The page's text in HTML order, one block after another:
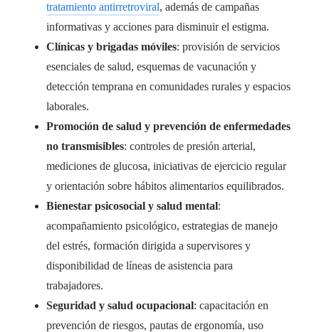
tratamiento antirretroviral, además de campañas
informativas y acciones para disminuir el estigma.
Clínicas y brigadas móviles: provisión de servicios
esenciales de salud, esquemas de vacunación y
detección temprana en comunidades rurales y espacios
laborales.
Promoción de salud y prevención de enfermedades
no transmisibles: controles de presión arterial,
mediciones de glucosa, iniciativas de ejercicio regular
y orientación sobre hábitos alimentarios equilibrados.
Bienestar psicosocial y salud mental:
acompañamiento psicológico, estrategias de manejo
del estrés, formación dirigida a supervisores y
disponibilidad de líneas de asistencia para
trabajadores.
Seguridad y salud ocupacional: capacitación en
prevención de riesgos, pautas de ergonomía, uso